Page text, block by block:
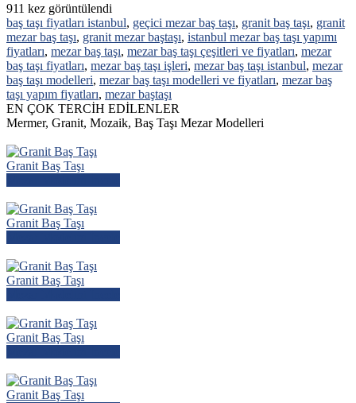
911 kez görüntülendi
baş taşı fiyatları istanbul, geçici mezar baş taşı, granit baş taşı, granit
mezar baş taşı, granit mezar baştaşı, istanbul mezar baş taşı yapımı
fiyatları, mezar baş taşı, mezar baş taşı çeşitleri ve fiyatları, mezar
baş taşı fiyatları, mezar baş taşı işleri, mezar baş taşı istanbul, mezar
baş taşı modelleri, mezar baş taşı modelleri ve fiyatları, mezar baş
taşı yapım fiyatları, mezar baştaşı
EN ÇOK TERCİH EDİLENLER
Mermer, Granit, Mozaik, Baş Taşı Mezar Modelleri
Granit Baş Taşı
Granit Baş Taşı
Granit Baş Taşı
Granit Baş Taşı
Granit Baş Taşı